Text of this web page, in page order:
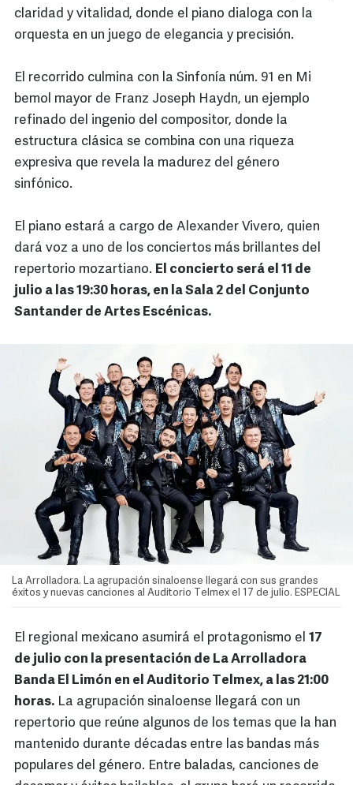
claridad y vitalidad, donde el piano dialoga con la
orquesta en un juego de elegancia y precisión.
El recorrido culmina con la Sinfonía núm. 91 en Mi
bemol mayor de Franz Joseph Haydn, un ejemplo
refinado del ingenio del compositor, donde la
estructura clásica se combina con una riqueza
expresiva que revela la madurez del género
sinfónico.
El piano estará a cargo de Alexander Vivero, quien
dará voz a uno de los conciertos más brillantes del
repertorio mozartiano. El concierto será el 11 de
julio a las 19:30 horas, en la Sala 2 del Conjunto
Santander de Artes Escénicas.
La Arrolladora. La agrupación sinaloense llegará con sus grandes
éxitos y nuevas canciones al Auditorio Telmex el 17 de julio. ESPECIAL
El regional mexicano asumirá el protagonismo el 17
de julio con la presentación de La Arrolladora
Banda El Limón en el Auditorio Telmex, a las 21:00
horas. La agrupación sinaloense llegará con un
repertorio que reúne algunos de los temas que la han
mantenido durante décadas entre las bandas más
populares del género. Entre baladas, canciones de